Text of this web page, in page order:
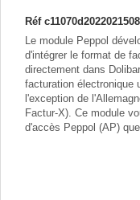
Réf
Le module Peppol
d'intégrer le format de
directement dans
facturation électronique
l'exception de
Factur-X). Ce module
d'accès Peppol (AP)